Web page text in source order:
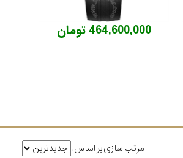
464,600,000 تومان
مرتب سازی بر اساس: